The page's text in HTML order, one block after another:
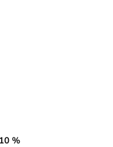
10 %